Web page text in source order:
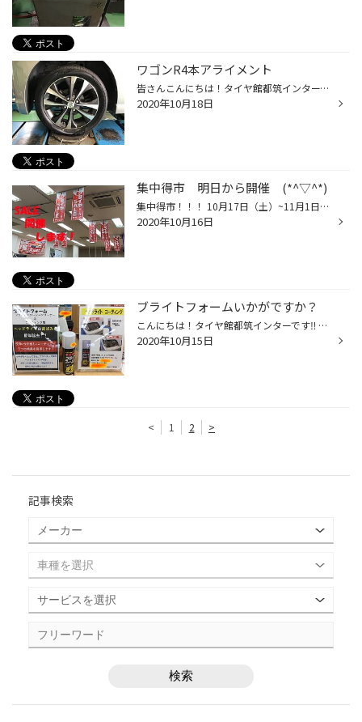
ワゴンR4本アライメント
皆さんこんにちは！タイヤ館都筑インターです‼︎ 本日はワゴンRのタイヤ交換とアライメントを行いました。 タイヤもヒビ割れが目立ち、交換時期に入っていることから前回と同じくレグノGRレジェーラを選んでいただきました♪ タイヤワックスも塗ってピカピカですね‼︎ 最後にアライメント調整を行い、...
2020年10月18日
集中得市 明日から開催 (*^▽^*)
集中得市！！！ 10月17日（土）~11月1日（日） スタッドレスタイヤのお見積り 取付予約、受付中です。 まだ早い？とは思わずに まだ混雑してない今がオススメです。 新型車ご購入のお客様必見コーナー 今なら、数量限定で お手頃セット品のご用意もございます。 ギリギリになると毎年欠品や お取り...
2020年10月16日
ブライトフォームいかがですか？
こんにちは！タイヤ館都筑インターです‼︎ こんな方いらっしゃいませんか？ ヘッドライトの汚れが気になるなあという方、自分だと中々綺麗にならない。そんな方も安心してください(｀・∀・´) 当店では現在、キャンペーンを行っておりブライトフォームの施工をお手頃価格で行えますよ( ´ ▽ ` ) 実際に...
2020年10月15日
< 1 2 >
記事検索